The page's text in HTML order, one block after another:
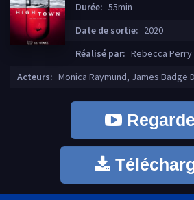
Durée: 55min
Date de sortie: 2020
Réalisé par: Rebecca
Acteurs: Monica Raymund, James Badge